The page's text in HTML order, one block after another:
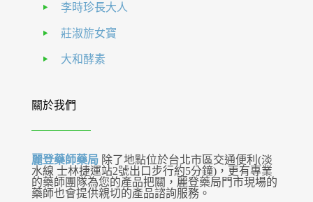
李時珍長大人
莊淑旂女寶
大和酵素
關於我們
麗登藥師藥局 除了地點位於台北市區交通便利(淡
水線 士林捷運站2號出口步行約5分鐘)，更有專業
的藥師團隊為您的產品把關，麗登藥局門市現場的
藥師也會提供親切的產品諮詢服務。